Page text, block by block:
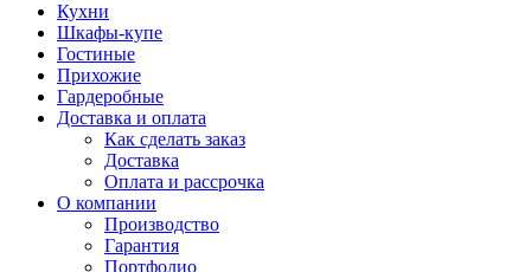
Кухни
Шкафы-купе
Гостиные
Прихожие
Гардеробные
Доставка и оплата
Как сделать заказ
Доставка
Оплата и рассрочка
О компании
Производство
Гарантия
Портфолио